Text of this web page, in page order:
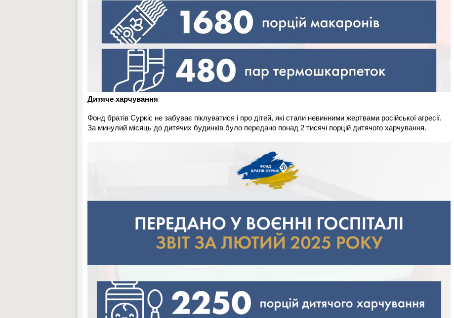
Дитяче харчування
Фонд братів Суркіс не забуває піклуватися і про дітей, які стали невинними жертвами російської агресії.
За минулий місяць до дитячих будинків було передано понад 2 тисячі порцій дитячого харчування.